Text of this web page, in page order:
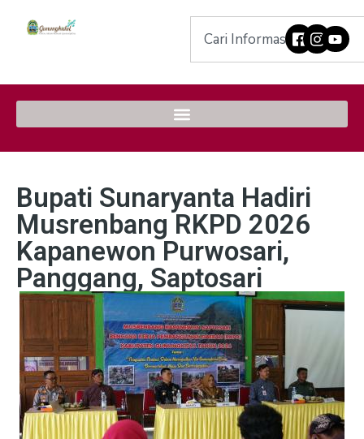
Bupati Sunaryanta Hadiri
Musrenbang RKPD 2026
Kapanewon Purwosari,
Panggang, Saptosari